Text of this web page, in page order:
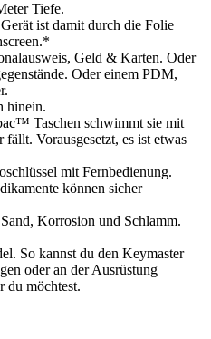
Tiefe.
ist damit durch die Folie
Geld & Karten. Oder
Oder einem PDM,
hinein.
Taschen schwimmt sie mit
Vorausgesetzt, es ist etwas
mit Fernbedienung.
können sicher
Korrosion und Schlamm.
So kannst du den Keymaster
oder an der Ausrüstung
du möchtest.